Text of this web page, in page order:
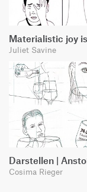
Materialistic joy
Juliet Savine
Darstellen |
Cosima Rieger